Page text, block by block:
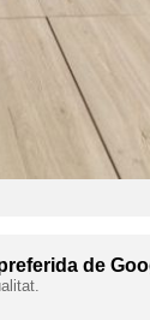
de